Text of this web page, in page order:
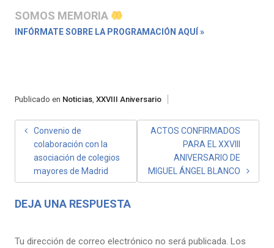
SOMOS MEMORIA
INFÓRMATE SOBRE LA PROGRAMACIÓN AQUÍ »
Publicado en Noticias, XXVIII Aniversario
NAVEGACIÓN
ENTRADAS
Convenio de
colaboración con la
asociación de colegios
mayores de Madrid
ACTOS CONFIRMADOS
PARA EL XXVIII
ANIVERSARIO DE
MIGUEL ÁNGEL BLANCO
DEJA UNA RESPUESTA
Tu dirección de correo electrónico no será publicada. Los